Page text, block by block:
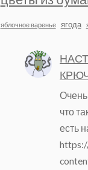
яблочное варенье ягода
что
есть